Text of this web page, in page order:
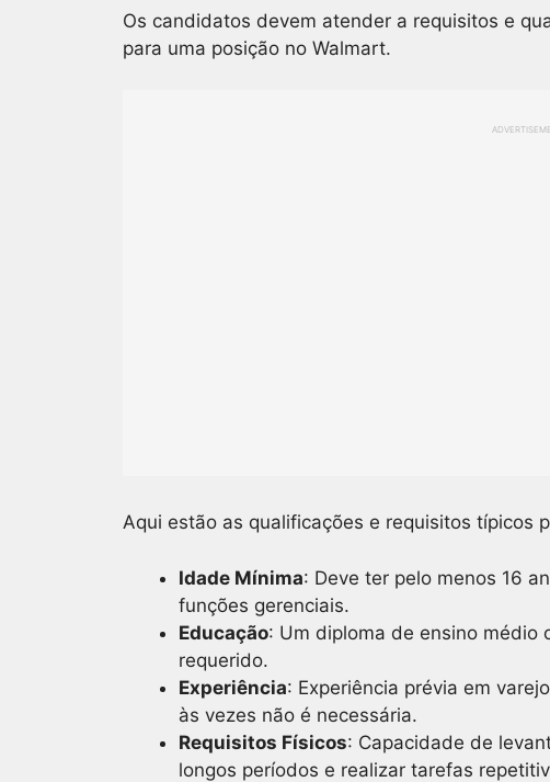
Os candidatos devem atender a requisitos e
para uma posição no Walmart.
Aqui estão as qualificações e requisitos típicos
Idade Mínima: Deve ter pelo menos 16
funções gerenciais.
Educação: Um diploma de ensino médio
requerido.
Experiência: Experiência prévia em
às vezes não é necessária.
Requisitos Físicos: Capacidade de
longos períodos e realizar tarefas